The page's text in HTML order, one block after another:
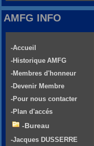
AMFG INFO
-Accueil
-Historique AMFG
-Membres d'honneur
-Devenir Membre
-Pour nous contacter
-Plan d'accés
-Bureau
-Jacques DUSSERRE